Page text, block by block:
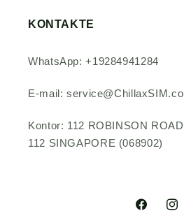
KONTAKTE
WhatsApp: +19284941284
E-mail:
Kontor: 112 ROBINSON
112 SINGAPORE (068902)
Facebook